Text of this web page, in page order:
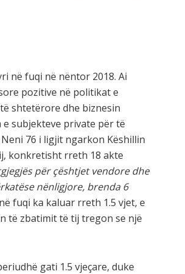
në fuqi në nëntor 2018. Ai
pozitive në politikat e
shtetërore dhe biznesin
subjekteve private për të
76 i ligjit ngarkon Këshillin
konkretisht rreth 18 akte
për çështjet vendore dhe
nënligjore, brenda 6
fuqi ka kaluar rreth 1.5 vjet, e
të zbatimit të tij tregon se një
gati 1.5 vjeçare, duke